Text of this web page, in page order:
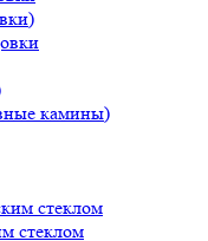
камины)
стеклом
стеклом